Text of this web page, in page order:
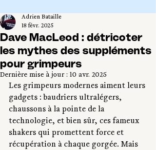
Dave MacLeod : détricoter
les mythes des suppléments
pour grimpeurs
Adrien Bataille
18 févr. 2025
Dernière mise à jour : 10 avr. 2025
Les grimpeurs modernes aiment leurs
gadgets : baudriers ultralégers,
chaussons à la pointe de la
technologie, et bien sûr, ces fameux
shakers qui promettent force et
récupération à chaque gorgée. Mais